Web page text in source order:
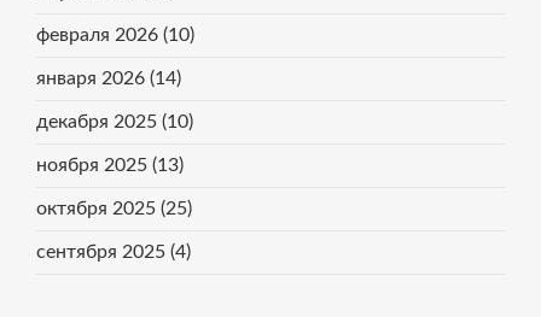
февраля 2026 (10)
января 2026 (14)
декабря 2025 (10)
ноября 2025 (13)
октября 2025 (25)
сентября 2025 (4)